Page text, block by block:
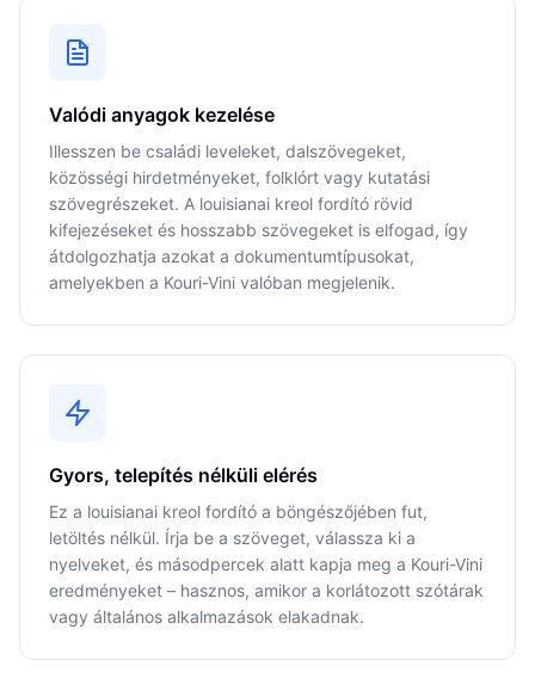
Valódi anyagok kezelése
Illesszen be családi leveleket, dalszövegeket,
közösségi hirdetményeket, folklórt vagy kutatási
szövegrészeket. A louisianai kreol fordító rövid
kifejezéseket és hosszabb szövegeket is elfogad, így
átdolgozhatja azokat a dokumentumtípusokat,
amelyekben a Kouri-Vini valóban megjelenik.
Gyors, telepítés nélküli elérés
Ez a louisianai kreol fordító a böngészőjében fut,
letöltés nélkül. Írja be a szöveget, válassza ki a
nyelveket, és másodpercek alatt kapja meg a Kouri-Vini
eredményeket – hasznos, amikor a korlátozott szótárak
vagy általános alkalmazások elakadnak.